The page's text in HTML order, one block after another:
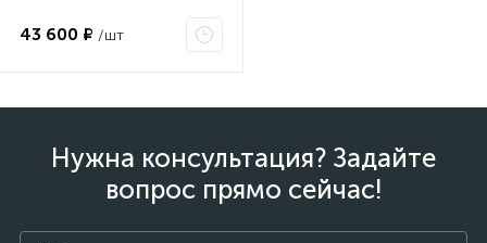
43 600 ₽ /шт
Нужна консультация? Задайте
вопрос прямо сейчас!